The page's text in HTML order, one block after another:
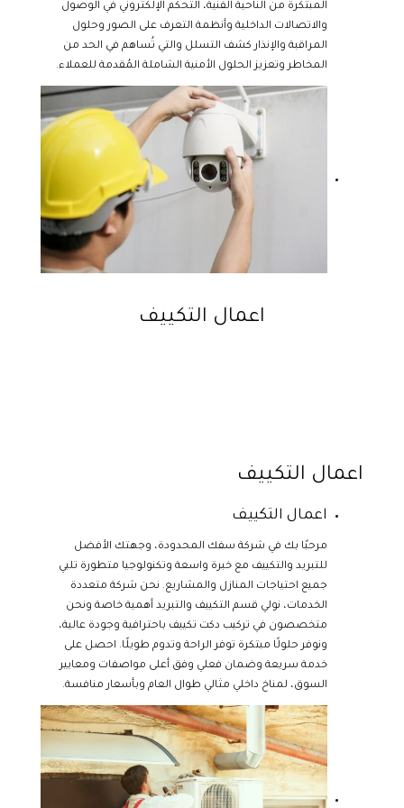
المبتكرة من الناحية الفنية، التحكم الإلكتروني في الوصول
والاتصالات الداخلية وأنظمة التعرف على الصور وحلول
المراقبة والإنذار كشف التسلل والتي تُساهم في الحد من
المخاطر وتعزيز الحلول الأمنية الشاملة المُقدمة للعملاء.
اعمال التكييف
اعمال التكييف
اعمال التكييف
مرحبًا بك في شركة سفك المحدودة، وجهتك الأفضل
للتبريد والتكييف مع خبرة واسعة وتكنولوجيا متطورة تلبي
جميع احتياجات المنازل والمشاريع. نحن شركة متعددة
الخدمات، نولي قسم التكييف والتبريد أهمية خاصة ونحن
متخصصون في تركيب دكت تكييف باحترافية وجودة عالية،
ونوفر حلولًا مبتكرة توفر الراحة وتدوم طويلًا. احصل على
خدمة سريعة وضمان فعلي وفق أعلى مواصفات ومعايير
السوق، لمناخ داخلي مثالي طوال العام وبأسعار منافسة.